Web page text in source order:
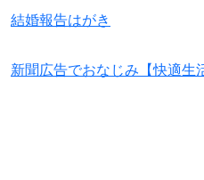
結婚報告はがき
新聞広告でおなじみ【快適生